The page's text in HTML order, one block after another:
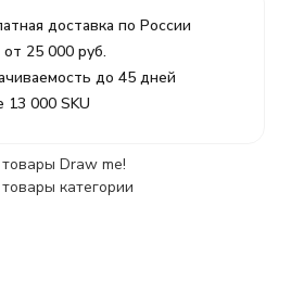
доставка по России
от 25 000 руб.
до 45 дней
13 000 SKU
Draw me!
категории